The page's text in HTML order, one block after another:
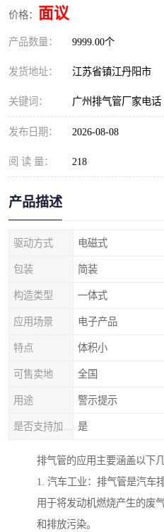
价格： 面议
产品数量： 9999.00个
发货地址： 江苏省镇江丹阳市
关键词： 广州排气管厂家电话
发布日期： 2026-08-08
阅 读 量： 218
产品描述
驱动方式 电磁式
包装 简装
构造类型 一体式
应用场景 电子产品
特点 体积小
可售卖地 全国
用途 警示提示
是
排气管的应用主要涵盖以下几
1. 汽车工业：排气管是汽车
用于将发动机燃烧产生的废
和排放污染。